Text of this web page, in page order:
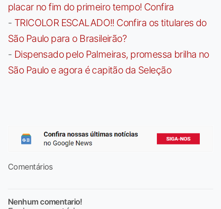
placar no fim do primeiro tempo! Confira
- TRICOLOR ESCALADO!! Confira os titulares do
São Paulo para o Brasileirão?
- Dispensado pelo Palmeiras, promessa brilha no
São Paulo e agora é capitão da Seleção
Comentários
Nenhum comentario!